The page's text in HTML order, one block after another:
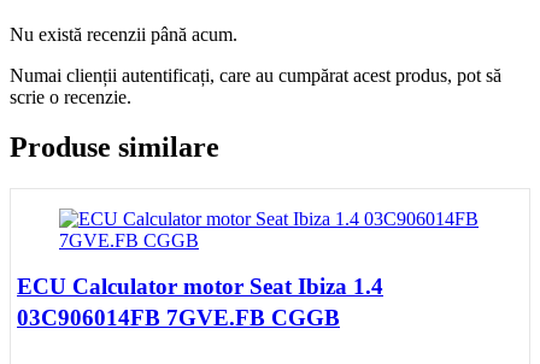
Nu există recenzii până acum.
Numai clienții autentificați, care au cumpărat acest produs, pot să
scrie o recenzie.
Produse similare
ECU Calculator motor Seat Ibiza 1.4
03C906014FB 7GVE.FB CGGB